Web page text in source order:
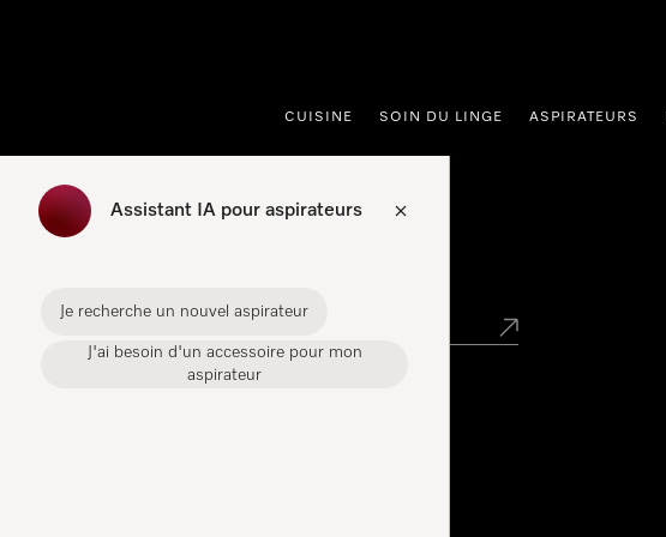
CUISINE SOIN DU LINGE ASPIRATEURS
Assistant IA pour aspirateurs
Je recherche un nouvel aspirateur
J'ai besoin d'un accessoire pour mon
aspirateur